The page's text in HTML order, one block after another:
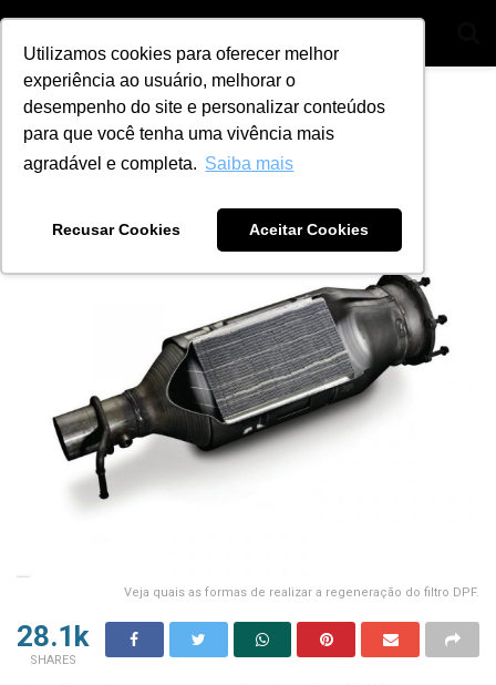
Utilizamos cookies para oferecer melhor
experiência ao usuário, melhorar o
desempenho do site e personalizar conteúdos
para que você tenha uma vivência mais
agradável e completa. Saiba mais
Recusar Cookies Aceitar Cookies
Home Dicas
Regeneração do filtro DPF
Veja quais as formas de realizar a regeneração do filtro DPF.
28.1k
SHARES